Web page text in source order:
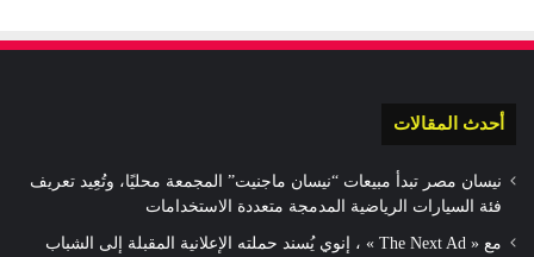
أحدث المقالات
نيسان مصر تبدأ مبيعات “نيسان ماجنيت” المجمعة محليًا، وتُعِيد تعريف
فئة السيارات الرياضية المدمجة متعددة الاستخدامات
مع « The Next Ad » ، إنوي يُسند حملته الإعلانية المقبلة إلى الشباب